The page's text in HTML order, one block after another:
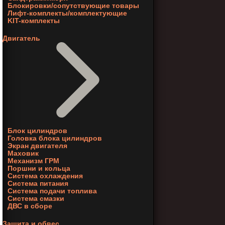
Блокировки/сопутствующие товары
Лифт-комплекты/комплектующие
KIT-комплекты
Двигатель
Блок цилиндров
Головка блока цилиндров
Экран двигателя
Маховик
Механизм ГРМ
Поршни и кольца
Система охлаждения
Система питания
Система подачи топлива
Система смазки
ДВС в сборе